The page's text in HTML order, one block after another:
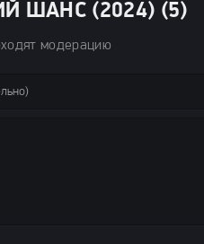
ШАНС (2024) (5)
модерацию